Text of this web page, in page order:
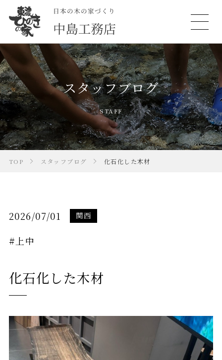
スタッフブログ
STAFF
TOP スタッフブログ 化石化した木材
2026/07/01 関西
#上中
化石化した木材